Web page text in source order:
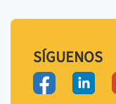
SÍGUENOS